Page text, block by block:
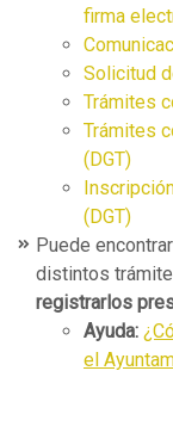
firma
Solicitud
Trámites
Trámites
(DGT)
(DGT)
Puede
distintos
registrarlos
Ayuda:
el